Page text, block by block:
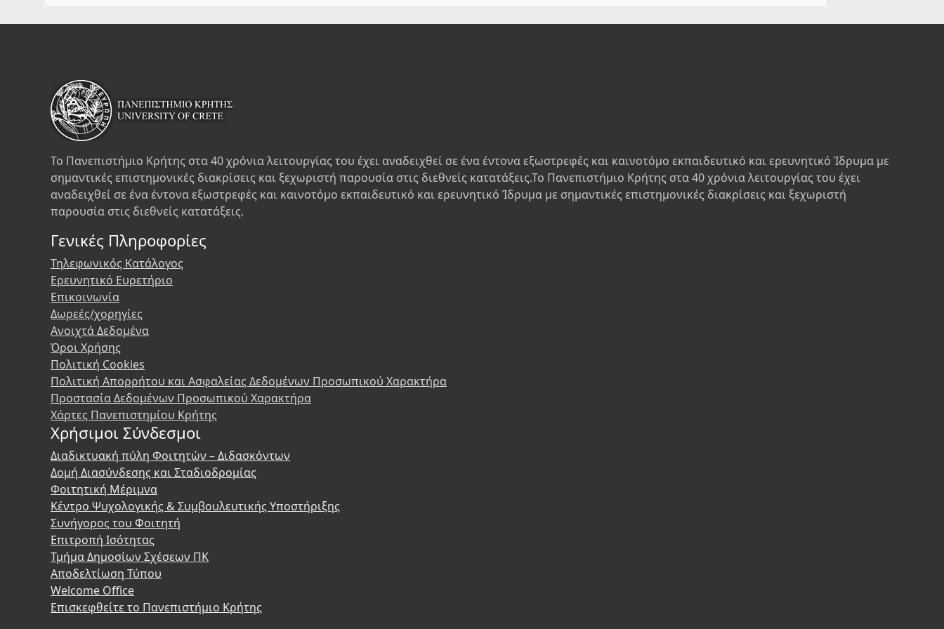
Το Πανεπιστήμιο Κρήτης στα 40 χρόνια λειτουργίας του έχει αναδειχθεί σε ένα έντονα εξωστρεφές και καινοτόμο εκπαιδευτικό και ερευνητικό Ίδρυμα με
σημαντικές επιστημονικές διακρίσεις και ξεχωριστή παρουσία στις διεθνείς κατατάξεις.Το Πανεπιστήμιο Κρήτης στα 40 χρόνια λειτουργίας του έχει
αναδειχθεί σε ένα έντονα εξωστρεφές και καινοτόμο εκπαιδευτικό και ερευνητικό Ίδρυμα με σημαντικές επιστημονικές διακρίσεις και ξεχωριστή
παρουσία στις διεθνείς κατατάξεις.
Γενικές Πληροφορίες
Τηλεφωνικός Κατάλογος
Ερευνητικό Ευρετήριο
Επικοινωνία
Δωρεές/χορηγίες
Ανοιχτά Δεδομένα
Όροι Χρήσης
Πολιτική Cookies
Πολιτική Απορρήτου και Ασφαλείας Δεδομένων Προσωπικού Χαρακτήρα
Προστασία Δεδομένων Προσωπικού Χαρακτήρα
Χάρτες Πανεπιστημίου Κρήτης
Χρήσιμοι Σύνδεσμοι
Διαδικτυακή πύλη Φοιτητών – Διδασκόντων
Δομή Διασύνδεσης και Σταδιοδρομίας
Φοιτητική Μέριμνα
Κέντρο Ψυχολογικής & Συμβουλευτικής Υποστήριξης
Συνήγορος του Φοιτητή
Επιτροπή Ισότητας
Τμήμα Δημοσίων Σχέσεων ΠΚ
Αποδελτίωση Τύπου
Welcome Office
Επισκεφθείτε το Πανεπιστήμιο Κρήτης